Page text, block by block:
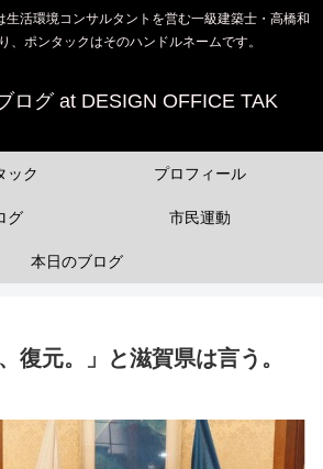
生活環境コンサルタントを営む一級建築士・高橋和
、ポンタックはそのハンドルネームです。
ログ at DESIGN OFFICE TAK
ック プロフィール
グ 市民運動
本日のブログ
復元。」と滋賀県は言う。